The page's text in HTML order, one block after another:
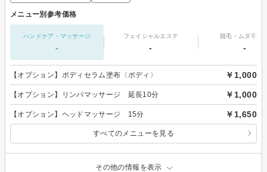
メニュー別参考価格
ハンドケア・マッサージ
-
フェイシャルエステ
-
脱毛・ムダ毛処
-
【オプション】ボディセラム塗布〈ボディ〉 ￥1,000
【オプション】リンパマッサージ 延長10分 ￥1,000
【オプション】ヘッドマッサージ 15分 ￥1,650
すべてのメニューを見る
その他の情報を表示